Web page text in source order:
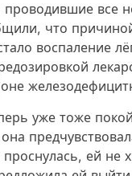
проводившие все
что
воспаление
уже тоже
ей не